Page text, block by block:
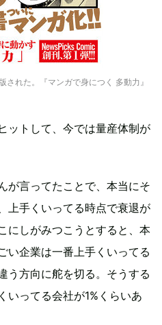
された。『マンガで身につく 多動力』
ットして、今では量産体制が
が言ってたことで、本当にそ
上手くいってる時点で衰退が
にしがみつこうとすると、本
い企業は一番上手くいってる
う方向に舵を切る。そうする
いってる会社が1%くらいあ